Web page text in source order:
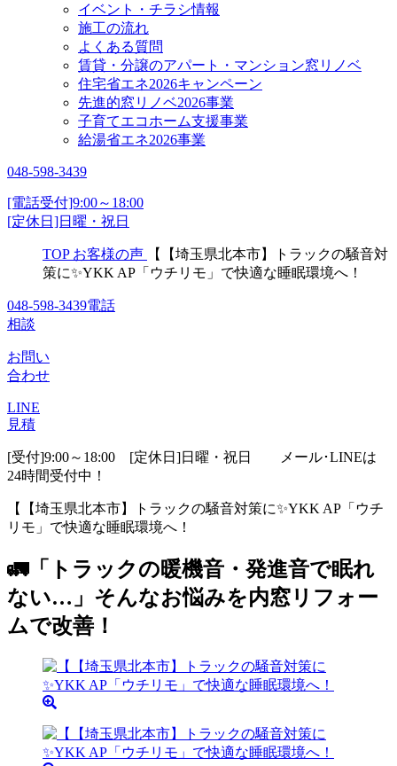
イベント・チラシ情報
施工の流れ
よくある質問
賃貸・分譲のアパート・マンション窓リノベ
住宅省エネ2026キャンペーン
先進的窓リノベ2026事業
子育てエコホーム支援事業
給湯省エネ2026事業
048-598-3439
[電話受付]9:00～18:00
[定休日]日曜・祝日
TOP お客様の声
【【埼玉県北本市】トラックの騒音対
策に✨YKK AP「ウチリモ」で快適な睡眠環境へ！
048-598-3439電話
相談
お問い
合わせ
LINE
見積
[受付]9:00～18:00 [定休日]日曜・祝日
メール･LINEは
24時間受付中！
【【埼玉県北本市】トラックの騒音対策に✨YKK AP「ウチ
リモ」で快適な睡眠環境へ！
🚛「トラックの暖機音・発進音で眠れ
ない…」そんなお悩みを内窓リフォー
ムで改善！